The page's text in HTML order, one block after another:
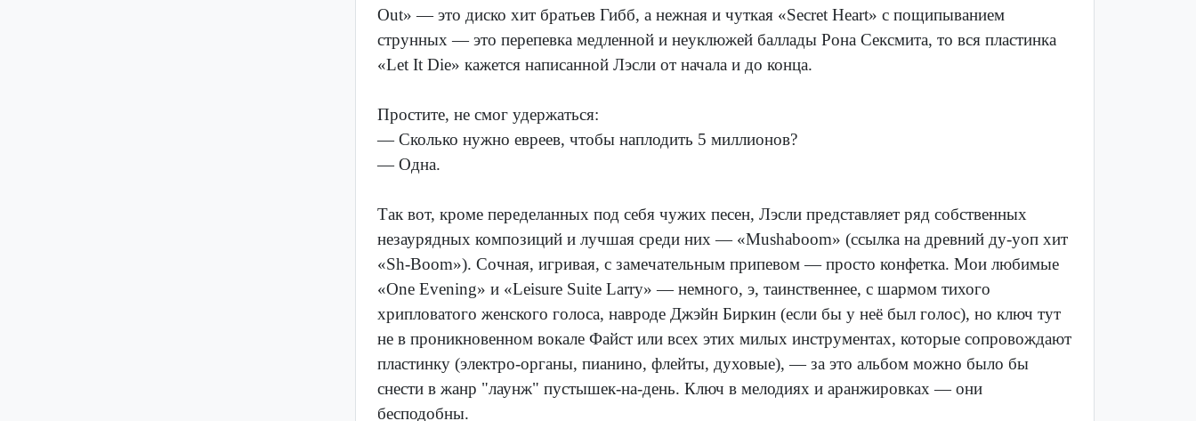
Out» — это диско хит братьев Гибб, а нежная и чуткая «Secret Heart» с пощипыванием
струнных — это перепевка медленной и неуклюжей баллады Рона Сексмита, то вся пластинка
«Let It Die» кажется написанной Лэсли от начала и до конца.
Простите, не смог удержаться:
— Сколько нужно евреев, чтобы наплодить 5 миллионов?
— Одна.
Так вот, кроме переделанных под себя чужих песен, Лэсли представляет ряд собственных
незаурядных композиций и лучшая среди них — «Mushaboom» (ссылка на древний ду-уоп хит
«Sh-Boom»). Сочная, игривая, с замечательным припевом — просто конфетка. Мои любимые
«One Evening» и «Leisure Suite Larry» — немного, э, таинственнее, с шармом тихого
хрипловатого женского голоса, навроде Джэйн Биркин (если бы у неё был голос), но ключ тут
не в проникновенном вокале Файст или всех этих милых инструментах, которые сопровождают
пластинку (электро-органы, пианино, флейты, духовые), — за это альбом можно было бы
снести в жанр "лаунж" пустышек-на-день. Ключ в мелодиях и аранжировках — они
бесподобны.